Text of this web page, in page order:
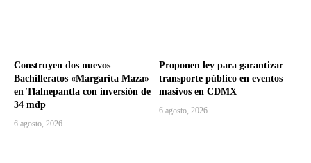
Construyen dos nuevos
Bachilleratos «Margarita Maza»
en Tlalnepantla con inversión de
34 mdp
6 agosto, 2026
Proponen ley para garantizar
transporte público en eventos
masivos en CDMX
6 agosto, 2026